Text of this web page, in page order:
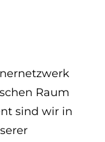
Raum
sind wir in